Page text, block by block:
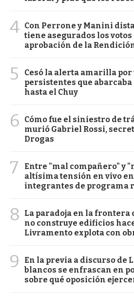
4 Con Perrone y Manini
tiene asegurados los votos
aprobación de la
5
Cesó la alerta amarilla
persistentes que
hasta el Chuy
6
Cómo fue el siniestro de
murió Gabriel Rossi,
Drogas
7
Entre "mal compañero" y
altísima tensión en vivo
integrantes de programa
8
La paradoja en la frontera
no construye edificios
Livramento explota con
9
En la previa a discurso de
blancos se enfrascan en
sobre qué oposición